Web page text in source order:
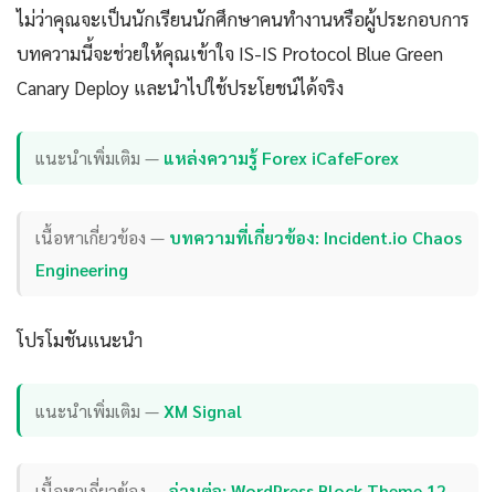
ไม่ว่าคุณจะเป็นนักเรียนนักศึกษาคนทำงานหรือผู้ประกอบการ
บทความนี้จะช่วยให้คุณเข้าใจ IS-IS Protocol Blue Green
Canary Deploy และนำไปใช้ประโยชน์ได้จริง
แนะนำเพิ่มเติม — แหล่งความรู้ Forex iCafeForex
เนื้อหาเกี่ยวข้อง — บทความที่เกี่ยวข้อง: Incident.io Chaos
Engineering
โปรโมชันแนะนำ
แนะนำเพิ่มเติม —XM Signal